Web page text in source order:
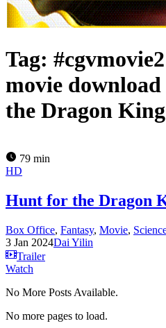
Tag:
movie
the Dragon
79 min
HD
Hunt for the Dragon
Box Office, Fantasy, Movie,
3 Jan 2024Dai Yilin
Trailer
Watch
No More Posts Available.
No more pages to load.